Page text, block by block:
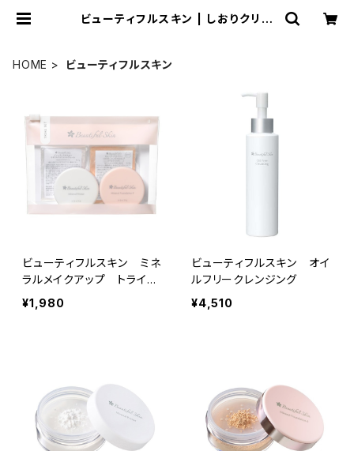
ビューティフルスキン | しおりクリニ
HOME ビューティフルスキン
ビューティフルスキン ミネ
ラルメイクアップ トライア
ルセット
¥1,980
ビューティフルスキン オイ
ルフリークレンジング
¥4,510